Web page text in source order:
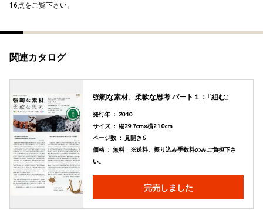
16点をご覧下さい。
関連カタログ
強靭な素材、柔軟な思考 パート１：『組む』
発行年 ： 2010
サイズ ： 縦29.7cm×横21.0cm
ページ数 ： 見開き6
価格 ： 無料 ※送料、振り込み手数料のみご負担下さ
い。
完売しました